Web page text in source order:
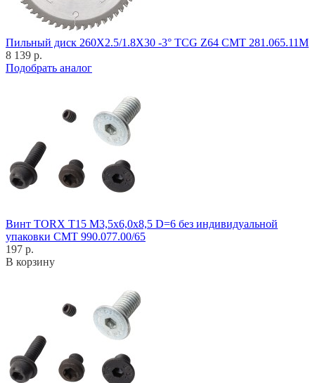
Пильный диск 260X2.5/1.8X30 -3° TCG Z64 CMT 281.065.11M
8 139 р.
Подобрать аналог
Винт TORX T15 M3,5x6,0x8,5 D=6 без индивидуальной
упаковки CMT 990.077.00/65
197 р.
В корзину